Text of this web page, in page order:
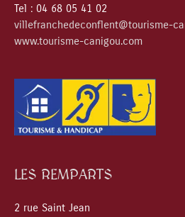
Tel : 04 68 05 41 02
villefranchedeconflent@tourisme-
www.tourisme-canigou.com
LES REMPARTS
2 rue Saint Jean